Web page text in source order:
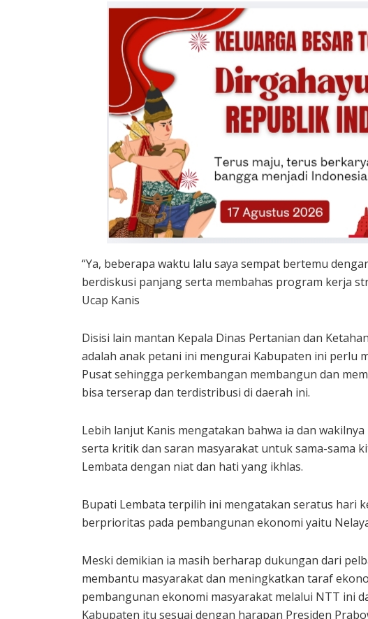
“Ya, beberapa waktu lalu saya sempat bertemu
berdiskusi panjang serta membahas program kerja
Ucap Kanis
Disisi lain mantan Kepala Dinas Pertanian dan
adalah anak petani ini mengurai Kabupaten ini perlu
Pusat sehingga perkembangan membangun dan
bisa terserap dan terdistribusi di daerah ini.
Lebih lanjut Kanis mengatakan bahwa ia dan
serta kritik dan saran masyarakat untuk sama-sama
Lembata dengan niat dan hati yang ikhlas.
Bupati Lembata terpilih ini mengatakan seratus hari
berprioritas pada pembangunan ekonomi yaitu
Meski demikian ia masih berharap dukungan dari
membantu masyarakat dan meningkatkan taraf
pembangunan ekonomi masyarakat melalui NTT ini
Kabupaten itu sesuai dengan harapan Presiden